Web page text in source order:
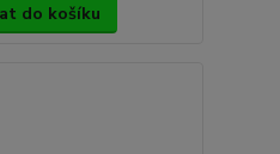
do košíku